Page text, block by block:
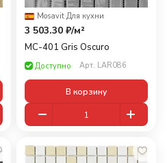
Mosavit·Для кухни
3 503.30 ₽/м²
MC-401 Gris Oscuro
Доступно Арт. LAR086
В корзину